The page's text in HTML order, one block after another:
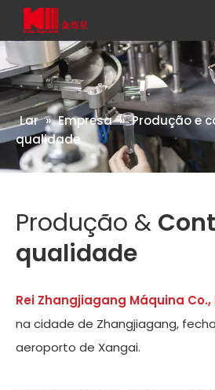
Lar » Empresa » Produção e
qualidade
Produção &
qualidade
Rei Zhangjiagang Máquina Co.,
na cidade de Zhangjiagang,
aeroporto de Xangai.